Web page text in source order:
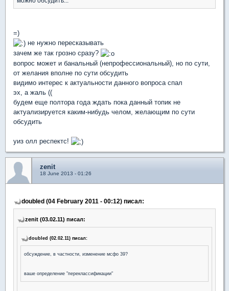
=)
не нужно пересказывать
зачем же так грозно сразу?
вопрос может и банальный (непрофессиональный), но по сути,
от желания вполне по сути обсудить
видимо интерес к актуальности данного вопроса спал
эх, а жаль ((
будем еще полтора года ждать пока данный топик не
актуализируется каким-нибудь челом, желающим по сути
обсудить
уиз олл респектс!
zenit
18 June 2013 - 01:26
doubled (04 February 2011 - 00:12) писал:
zenit (03.02.11) писал:
doubled (02.02.11) писал:
обсуждение, в частности, изменение мсфо 39?
ваше определение "переклассификации"